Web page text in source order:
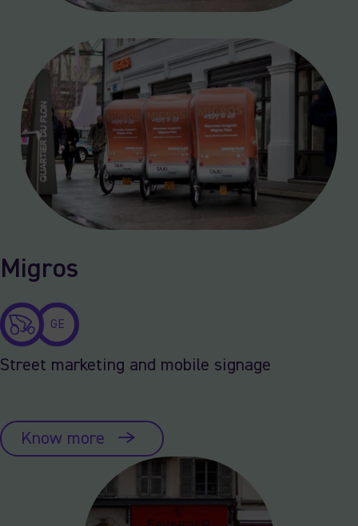
Migros
GE
Street marketing and mobile signage
Know more